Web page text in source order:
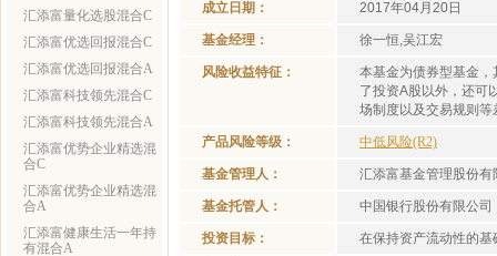
汇添富量化选股混合C
汇添富优选回报混合C
汇添富优选回报混合A
汇添富科技领先混合C
汇添富科技领先混合A
汇添富优势企业精选混
合C
汇添富优势企业精选混
合A
汇添富健康生活一年持
有混合A
成立日期： 2017年04月20日
基金经理： 徐一恒,吴江宏
风险收益特征：
本基金为债券型基金
了投资A股以外，还可
场制度以及交易规则
产品风险等级： 中低风险(R2)
基金管理人： 汇添富基金管理股份有
基金托管人： 中国银行股份有限公司
投资目标： 在保持资产流动性的